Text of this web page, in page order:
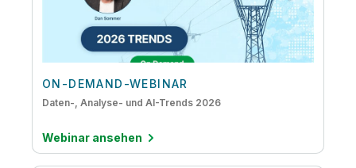
Embedded Analytics
IoT-Analysen
Vom Mainframe in die Cloud
ON-DEMAND-WEBINAR
Daten-, Analyse- und AI-Trends 2026
Webinar ansehen